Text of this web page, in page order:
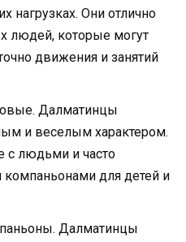
нагрузках. Они отлично
людей, которые могут
движения и занятий
Далматинцы
и веселым характером.
с людьми и часто
компаньонами для детей и
Далматинцы